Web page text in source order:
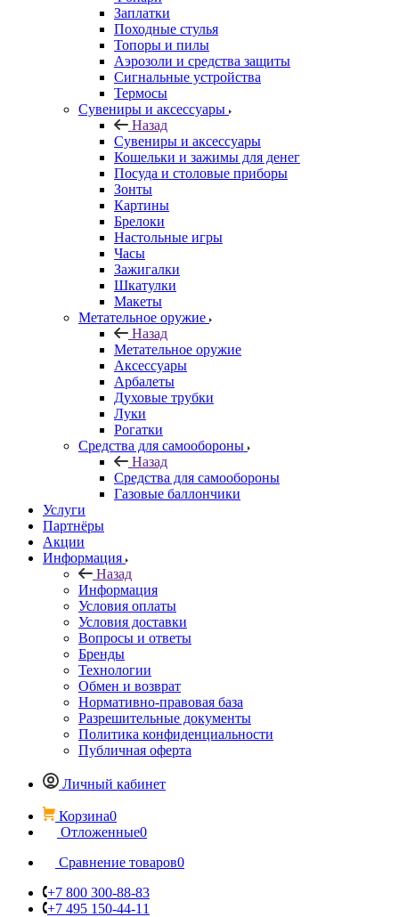
Заплатки
Походные стулья
Топоры и пилы
Аэрозоли и средства защиты
Сигнальные устройства
Термосы
Сувениры и аксессуары
Назад
Сувениры и аксессуары
Кошельки и зажимы для денег
Посуда и столовые приборы
Зонты
Картины
Брелоки
Настольные игры
Часы
Зажигалки
Шкатулки
Макеты
Метательное оружие
Назад
Метательное оружие
Аксессуары
Арбалеты
Духовые трубки
Луки
Рогатки
Средства для самообороны
Назад
Средства для самообороны
Газовые баллончики
Услуги
Партнёры
Акции
Информация
Назад
Информация
Условия оплаты
Условия доставки
Вопросы и ответы
Бренды
Технологии
Обмен и возврат
Нормативно-правовая база
Разрешительные документы
Политика конфиденциальности
Публичная оферта
Личный кабинет
Корзина0
Отложенные0
Сравнение товаров0
+7 800 300-88-83
+7 495 150-44-11